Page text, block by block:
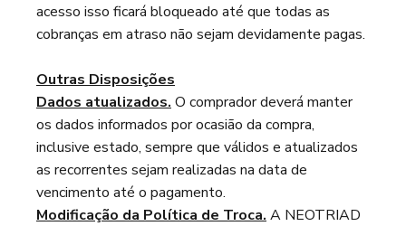
acesso isso ficará bloqueado até que todas as
cobranças em atraso não sejam devidamente pagas.
Outras Disposições
Dados atualizados. O comprador deverá manter
os dados informados por ocasião da compra,
inclusive estado, sempre que válidos e atualizados
as recorrentes sejam realizadas na data de
vencimento até o pagamento.
Modificação da Política de Troca. A NEOTRIAD